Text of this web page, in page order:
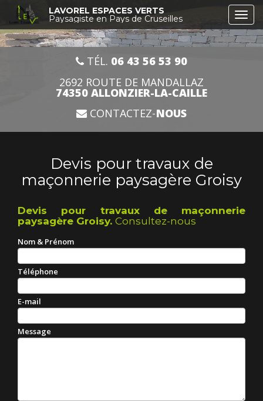
contenu
principal
LAVOREL ESPACES VERTS
Paysagiste en Pays de Cruseilles
TÉL. 06 43 56 53 90
2692 ROUTE DE MANDALLAZ
74350 ALLONZIER-LA-CAILLE
CONTACTEZ-NOUS
Devis pour travaux de
maçonnerie paysagère Groisy
Devis pour travaux de maçonnerie
paysagère Groisy. Consultez-nous
Nom & Prénom
Téléphone
E-mail
Message